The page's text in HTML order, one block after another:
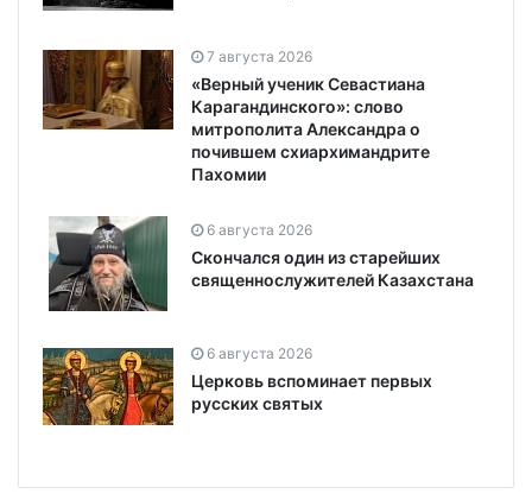
7 августа 2026
«Верный ученик Севастиана
Карагандинского»: слово
митрополита Александра о
почившем схиархимандрите
Пахомии
6 августа 2026
Скончался один из старейших
священнослужителей Казахстана
6 августа 2026
Церковь вспоминает первых
русских святых